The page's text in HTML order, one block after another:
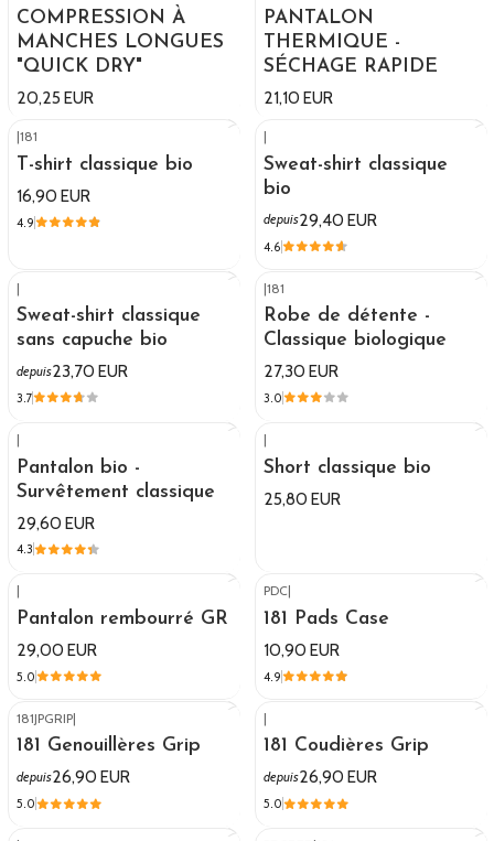
COMPRESSION À
MANCHES LONGUES
"QUICK DRY"
20,25 EUR
PANTALON
THERMIQUE -
SÉCHAGE RAPIDE
21,10 EUR
|181
T-shirt classique bio
16,90 EUR
4.9
|
Sweat-shirt classique
bio
depuis29,40 EUR
4.6
|
Sweat-shirt classique
sans capuche bio
depuis23,70 EUR
3.7
|181
Robe de détente -
Classique biologique
27,30 EUR
3.0
|
Pantalon bio -
Survêtement classique
29,60 EUR
4.3
|
Short classique bio
25,80 EUR
|
Pantalon rembourré GR
29,00 EUR
5.0
PDC|
181 Pads Case
10,90 EUR
4.9
181JPGRIP|
181 Genouillères Grip
depuis26,90 EUR
5.0
|
181 Coudières Grip
depuis26,90 EUR
5.0